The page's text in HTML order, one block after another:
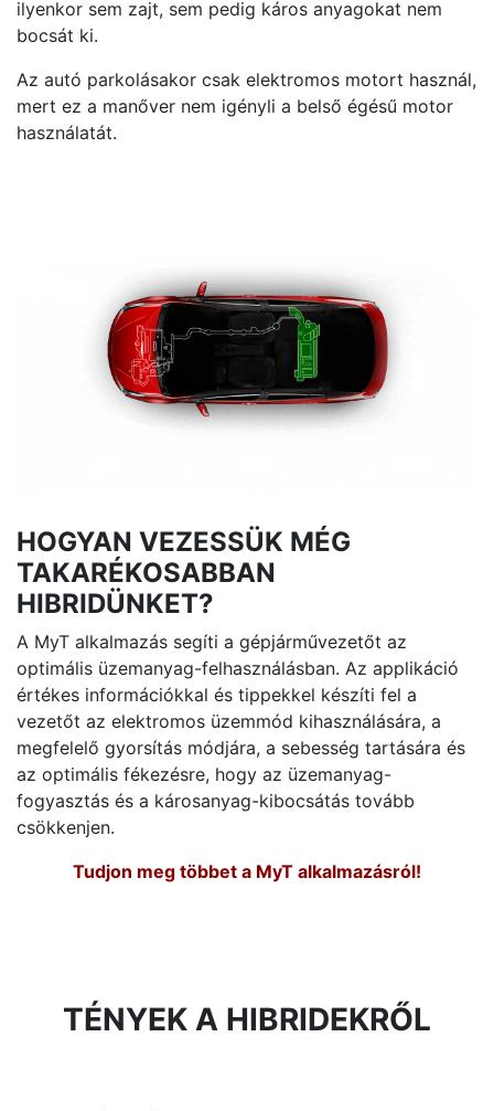
ilyenkor sem zajt, sem pedig káros anyagokat nem
bocsát ki.
Az autó parkolásakor csak elektromos motort használ,
mert ez a manőver nem igényli a belső égésű motor
használatát.
HOGYAN VEZESSÜK MÉG
TAKARÉKOSABBAN
HIBRIDÜNKET?
A MyT alkalmazás segíti a gépjárművezetőt az
optimális üzemanyag-felhasználásban. Az applikáció
értékes információkkal és tippekkel készíti fel a
vezetőt az elektromos üzemmód kihasználására, a
megfelelő gyorsítás módjára, a sebesség tartására és
az optimális fékezésre, hogy az üzemanyag-
fogyasztás és a károsanyag-kibocsátás tovább
csökkenjen.
Tudjon meg többet a MyT alkalmazásról!
TÉNYEK A HIBRIDEKRŐL